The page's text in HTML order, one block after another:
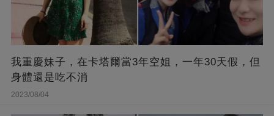
我重慶妹子，在卡塔爾當3年空姐，一年30天假，但
身體還是吃不消
2023/08/04